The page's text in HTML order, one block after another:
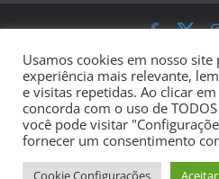
Copyright © 2026
Projeto Completo PDF
Tema:ColorMag
Usamos cookies em nosso site
experiência mais relevante,
e visitas repetidas. Ao clicar em
concorda com o uso de
você pode visitar
fornecer um consentimento
Cookie Configurações